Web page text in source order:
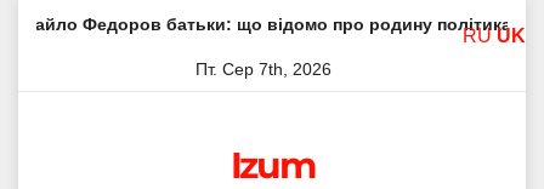
батьки: що відомо про родину політика Молитва
Пт. Сер 7th, 2026
Izum
RU UK